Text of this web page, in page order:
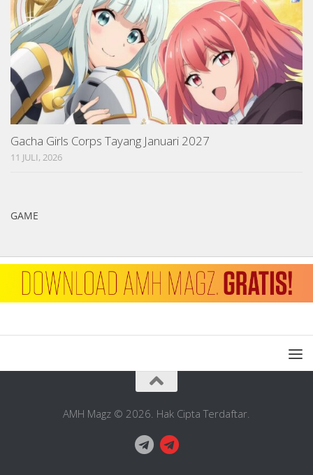
Gacha Girls Corps Tayang Januari 2027
11 JULI, 2026
GAME
AMH Magz © 2026. Hak Cipta Terdaftar.